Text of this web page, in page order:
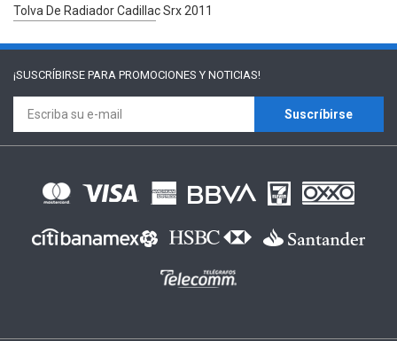
Tolva De Radiador Cadillac Srx 2011
¡SUSCRÍBIRSE PARA PROMOCIONES Y NOTICIAS!
Suscríbirse